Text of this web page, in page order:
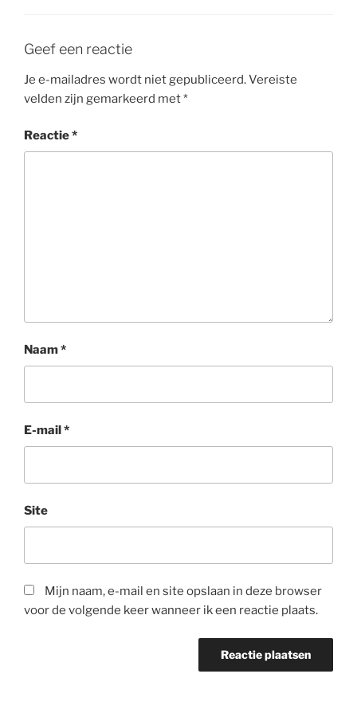
Geef een reactie
Je e-mailadres wordt niet gepubliceerd.Vereiste
velden zijn gemarkeerd met*
Reactie*
Naam*
E-mail*
Site
Mijn naam, e-mail en site opslaan in deze browser
voor de volgende keer wanneer ik een reactie plaats.